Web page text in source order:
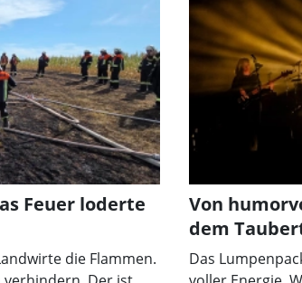
Feuer loderte
die Flammen.
Von
dem
Das